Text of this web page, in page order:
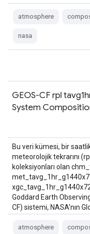
atmosphere
nasa
GEOS-CF rpl
System
Bu veri kümesi, bir
meteorolojik tekrarını
koleksiyonları olan
Goddard Earth
CF) sistemi, NASA'nın
atmosphere